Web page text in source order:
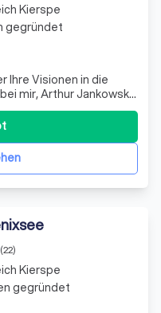
Ihre Visionen in die
mir, Arthur Jankowski,
in der Planung
Fachwissen, sondern
Design mit. Als
Kierspe
gegründet
(22)
Kierspe
gegründet